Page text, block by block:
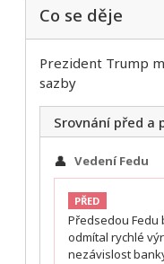
Co se děje
Prezident Trump
sazby
Srovnání před a
👤 Vedení Fedu
PŘED
Předsedou Fedu
odmítal rychlé
nezávislost